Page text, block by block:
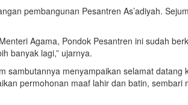
pembangunan Pesantren As’adiyah.
Agama, Pondok Pesantren ini sudah
banyak lagi,” ujarnya.
sambutannya menyampaikan selamat datang
permohonan maaf lahir dan batin, sembari